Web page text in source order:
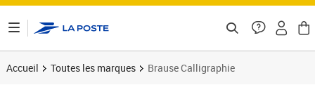
Accueil Toutes les marques Brause Calligraphie